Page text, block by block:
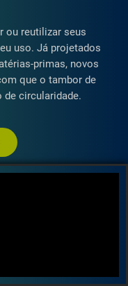
ou reutilizar seus
uso. Já projetados
primas, novos
que o tambor de
circularidade.